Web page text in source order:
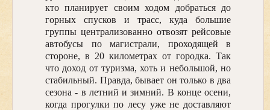
кто планирует своим ходом добраться до
горных спусков и трасс, куда большие
группы централизованно отвозят рейсовые
автобусы по магистрали, проходящей в
стороне, в 20 километрах от городка. Так
что доход от туризма, хоть и небольшой, но
стабильный. Правда, бывает он только в два
сезона - в летний и зимний. В конце осени,
когда прогулки по лесу уже не доставляют